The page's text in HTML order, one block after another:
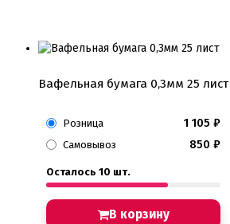
Вафельная бумага 0,3мм 25 лист
Розница 1 105 ₽
Самовывоз 850 ₽
Осталось 10 шт.
В корзину